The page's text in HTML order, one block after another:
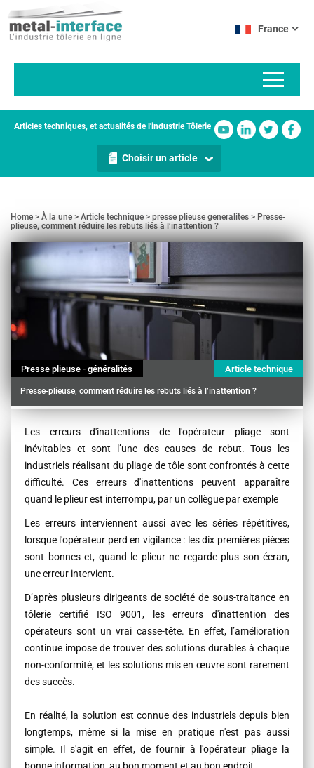
au
contenu
France
Articles techniques, et actualités de l'industrie Tôlerie
Choisir un article
Home À la une Article technique presse plieuse generalites
Presse-
plieuse, comment réduire les rebuts liés à l’inattention ?
Presse plieuse - généralités Article technique
Presse-plieuse, comment réduire les rebuts liés à l’inattention ?
Contenu
Les erreurs d'inattentions de l'opérateur pliage sont
inévitables etsont l’une descauses de rebut. Tous les
industriels réalisant du pliage de tôle sont confrontés à cette
difficulté. Ces erreurs d'inattentions peuvent apparaître
quand le plieur est interrompu, par un collègue par exemple
Les erreurs interviennent aussi avec les séries répétitives,
lorsque l'opérateur perd en vigilance : les dix premières pièces
sont bonnes et, quand le plieur ne regarde plus son écran,
une erreur intervient.
D’après plusieurs dirigeants de société de sous-traitance en
tôlerie certifié ISO 9001, les erreurs d'inattention des
opérateurs sont un vrai casse-tête. En effet, l’amélioration
continue impose de trouver des solutions durables à chaque
non-conformité, et les solutions mis en œuvre sont rarement
des succès.
En réalité, la solution est connue des industriels depuis bien
longtemps, même si la mise en pratique n'est pas aussi
simple. Il s'agit en effet, de fournir à l'opérateur pliage la
bonne information, au bon moment et au bon endroit.